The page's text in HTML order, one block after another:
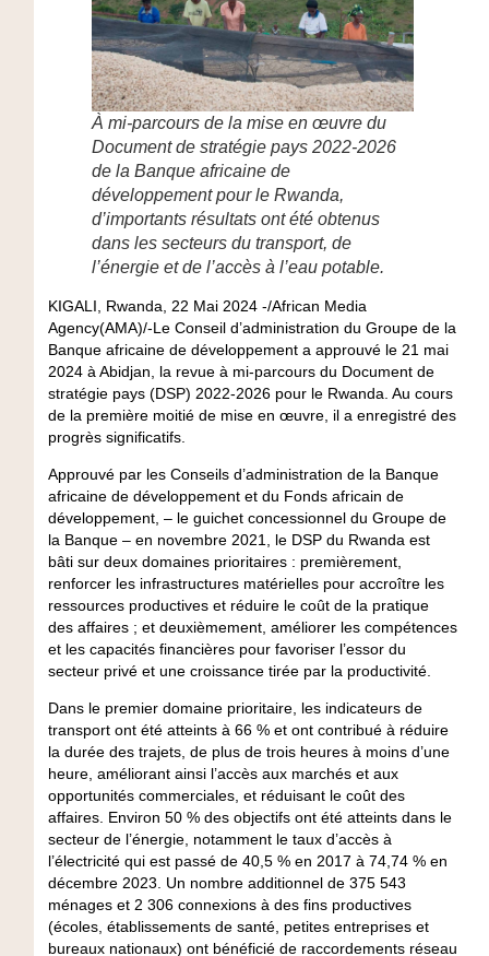
À mi-parcours de la mise en œuvre du
Document de stratégie pays 2022-2026
de la Banque africaine de
développement pour le Rwanda,
d’importants résultats ont été obtenus
dans les secteurs du transport, de
l’énergie et de l’accès à l’eau potable.
KIGALI, Rwanda, 22 Mai 2024 -/African Media
Agency(AMA)/-Le Conseil d’administration du Groupe de la
Banque africaine de développement a approuvé le 21 mai
2024 à Abidjan, la revue à mi-parcours du Document de
stratégie pays (DSP) 2022-2026 pour le Rwanda. Au cours
de la première moitié de mise en œuvre, il a enregistré des
progrès significatifs.
Approuvé par les Conseils d’administration de la Banque
africaine de développement et du Fonds africain de
développement, – le guichet concessionnel du Groupe de
la Banque – en novembre 2021, le DSP du Rwanda est
bâti sur deux domaines prioritaires : premièrement,
renforcer les infrastructures matérielles pour accroître les
ressources productives et réduire le coût de la pratique
des affaires ; et deuxièmement, améliorer les compétences
et les capacités financières pour favoriser l’essor du
secteur privé et une croissance tirée par la productivité.
Dans le premier domaine prioritaire, les indicateurs de
transport ont été atteints à 66 % et ont contribué à réduire
la durée des trajets, de plus de trois heures à moins d’une
heure, améliorant ainsi l’accès aux marchés et aux
opportunités commerciales, et réduisant le coût des
affaires. Environ 50 % des objectifs ont été atteints dans le
secteur de l’énergie, notamment le taux d’accès à
l’électricité qui est passé de 40,5 % en 2017 à 74,74 % en
décembre 2023. Un nombre additionnel de 375 543
ménages et 2 306 connexions à des fins productives
(écoles, établissements de santé, petites entreprises et
bureaux nationaux) ont bénéficié de raccordements réseau